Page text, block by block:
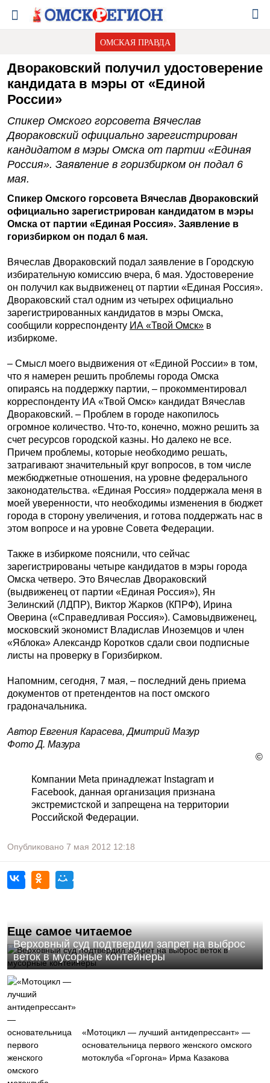
ОМСКАЯ ПРАВДА
Двораковский получил удостоверение
кандидата в мэры от «Единой
России»
Спикер Омского горсовета Вячеслав
Двораковский официально зарегистрирован
кандидатом в мэры Омска от партии «Единая
Россия». Заявление в горизбирком он подал 6
мая.
Спикер Омского горсовета Вячеслав Двораковский
официально зарегистрирован кандидатом в мэры
Омска от партии «Единая Россия». Заявление в
горизбирком он подал 6 мая.
Вячеслав Двораковский подал заявление в Городскую
избирательную комиссию вчера, 6 мая. Удостоверение
он получил как выдвиженец от партии «Единая Россия».
Двораковский стал одним из четырех официально
зарегистрированных кандидатов в мэры Омска,
сообщили корреспонденту ИА «Твой Омск» в
избиркоме.
– Смысл моего выдвижения от «Единой России» в том,
что я намерен решить проблемы города Омска
опираясь на поддержку партии, – прокомментировал
корреспонденту ИА «Твой Омск» кандидат Вячеслав
Двораковский. – Проблем в городе накопилось
огромное количество. Что-то, конечно, можно решить за
счет ресурсов городской казны. Но далеко не все.
Причем проблемы, которые необходимо решать,
затрагивают значительный круг вопросов, в том числе
межбюджетные отношения, на уровне федерального
законодательства. «Единая Россия» поддержала меня в
моей уверенности, что необходимы изменения в бюджет
города в сторону увеличения, и готова поддержать нас в
этом вопросе и на уровне Совета Федерации.
Также в избиркоме пояснили, что сейчас
зарегистрированы четыре кандидатов в мэры города
Омска четверо. Это Вячеслав Двораковский
(выдвиженец от партии «Единая Россия»), Ян
Зелинский (ЛДПР), Виктор Жарков (КПРФ), Ирина
Оверина («Справедливая Россия»). Самовыдвиженец,
московский экономист Владислав Иноземцов и член
«Яблока» Александр Коротков сдали свои подписные
листы на проверку в Горизбирком.
Напомним, сегодня, 7 мая, – последний день приема
документов от претендентов на пост омского
градоначальника.
Автор Евгения Карасева, Дмитрий Мазур
Фото Д. Мазура
©
Компании Meta принадлежат Instagram и
Facebook, данная организация признана
экстремистской и запрещена на территории
Российской Федерации.
Опубликовано 7 мая 2012 12:18
Еще самое читаемое
Верховный суд подтвердил запрет на выброс
веток в мусорные контейнеры
«Мотоцикл — лучший антидепрессант» —
основательница первого женского омского
мотоклуба «Горгона» Ирма Казакова